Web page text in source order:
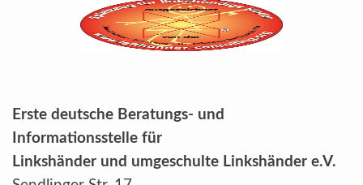
Erste deutsche Beratungs- und
Informationsstelle für
Linkshänder und umgeschulte Linkshänder e.V.